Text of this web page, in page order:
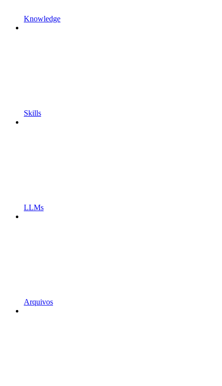
Knowledge
Skills
LLMs
Arquivos